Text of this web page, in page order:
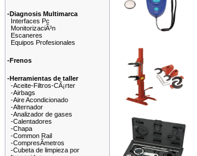
-Diagnosis Multimarca
Interfaces Pc
MonitorizaciÃ³n
Escaneres
Equipos Profesionales
-Frenos
-Herramientas de taller
-Aceite-Filtros-CÃ¡rter
-Airbags
-Aire Acondicionado
-Alternador
-Analizador de gases
-Calentadores
-Chapa
-Common Rail
-CompresÃ­metros
-Cubeta de limpieza por